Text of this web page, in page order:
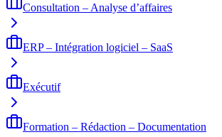
Consultation – Analyse d’affaires
ERP – Intégration logiciel – SaaS
Exécutif
Formation – Rédaction – Documentation